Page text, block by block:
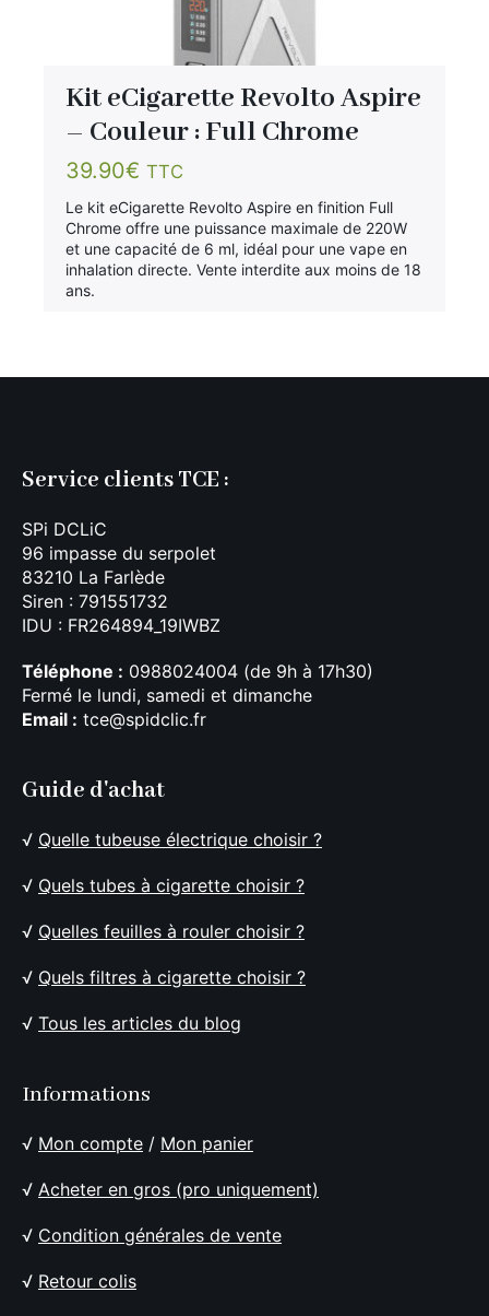
Kit eCigarette Revolto Aspire
– Couleur : Full Chrome
39.90€ TTC
Le kit eCigarette Revolto Aspire en finition Full
Chrome offre une puissance maximale de 220W
et une capacité de 6 ml, idéal pour une vape en
inhalation directe. Vente interdite aux moins de 18
ans.
Service clients TCE :
SPi DCLiC
96 impasse du serpolet
83210 La Farlède
Siren : 791551732
IDU : FR264894_19IWBZ
Téléphone : 0988024004 (de 9h à 17h30)
Fermé le lundi, samedi et dimanche
Email : tce@spidclic.fr
Guide d'achat
√ Quelle tubeuse électrique choisir ?
√ Quels tubes à cigarette choisir ?
√ Quelles feuilles à rouler choisir ?
√ Quels filtres à cigarette choisir ?
√ Tous les articles du blog
Informations
√ Mon compte / Mon panier
√ Acheter en gros (pro uniquement)
√ Condition générales de vente
√ Retour colis